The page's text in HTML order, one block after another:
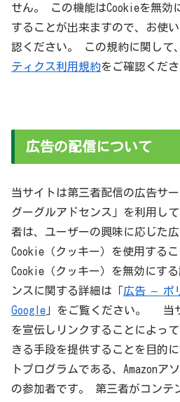
せん。 この機能はCookieを無効
することが出来ますので、お使
認ください。 この規約に関して
ティクス利用規約をご確認くださ
広告の配信について
当サイトは第三者配信の広告サ
グーグルアドセンス」を利用し
者は、ユーザーの興味に応じた
Cookie（クッキー）を使用するこ
Cookie（クッキー）を無効にす
ンスに関する詳細は「広告 – ポ
Google 」をご覧ください。 当
を宣伝しリンクすることによっ
きる手段を提供することを目的
トプログラムである、Amazonア
の参加者です。 第三者がコンテ